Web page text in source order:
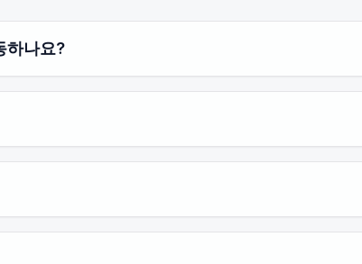
하나요?